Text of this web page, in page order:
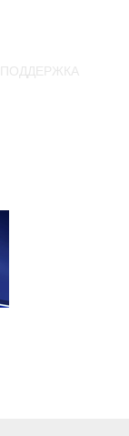
ПОДДЕРЖКА